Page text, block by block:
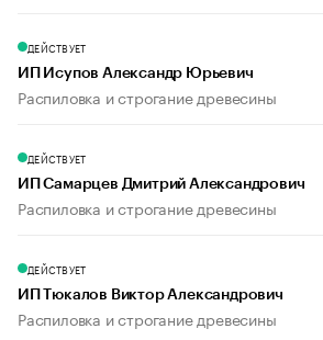
ДЕЙСТВУЕТ
ИП Исупов Александр Юрьевич
Распиловка и строгание древесины
ДЕЙСТВУЕТ
ИП Самарцев Дмитрий Александрович
Распиловка и строгание древесины
ДЕЙСТВУЕТ
ИП Тюкалов Виктор Александрович
Распиловка и строгание древесины